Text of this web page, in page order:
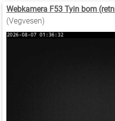
Webkamera F53 Tyin bom
(Vegvesen)